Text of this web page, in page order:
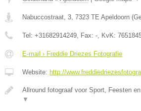
Nabuccostraat, 3, 7323 TE Apeldoorn (
Tel: +31682914249, Fax: -, KvK:
E-mail › Freddie Driezes Fotografie
Website: http://
Allround fotograaf voor Sport, Feesten
▼